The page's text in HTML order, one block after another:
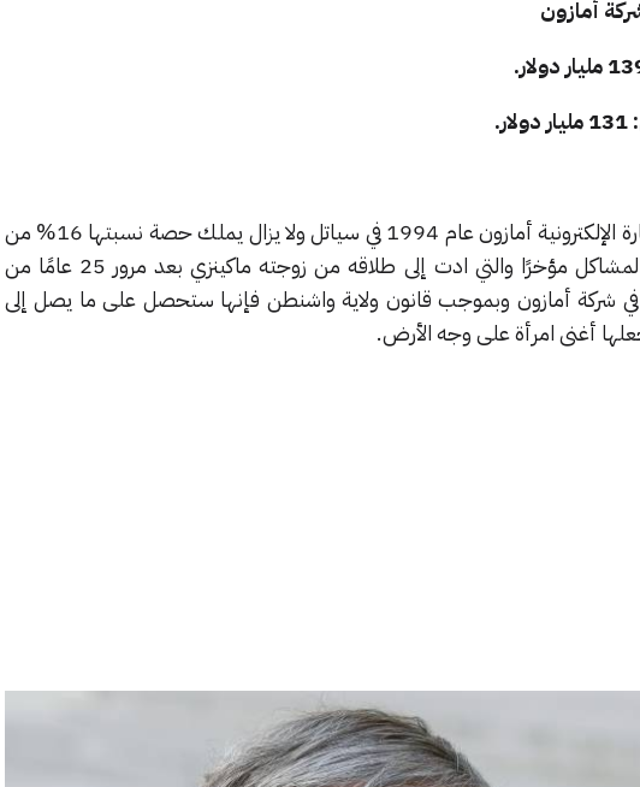
أمازون
أسس جيف بيزوس عملاقة التجارة الإلكترونية أمازون عام 1994 في سياتل ولا يزال يملك حصة نسبتها 16% من
الأسهم، وقد مر بيزوس ببعض المشاكل مؤخرًا والتي ادت إلى طلاقه من زوجته ماكينزي بعد مرور 25 عامًا من
في شركة أمازون وبموجب قانون ولاية واشنطن فإنها ستحصل على ما يصل إلى
أغنى امرأة على وجه الأرض.